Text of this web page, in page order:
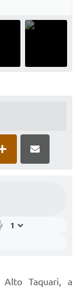
Taquari, a